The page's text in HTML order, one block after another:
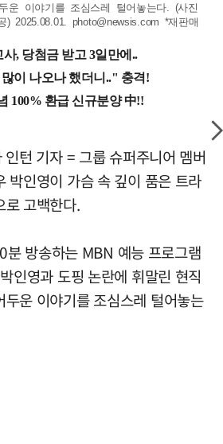
운 이야기를 조심스레 털어놓는다. (사진
) 2025.08.01. photo@newsis.com *재판매
턴 기자 = 그룹 슈퍼주니어 멤버
박인영이 가슴 속 깊이 품은 트라
로 고백한다.
방송하는 MBN 예능 프로그램
인영과 도핑 논란에 휘말린 현직
운 이야기를 조심스레 털어놓는